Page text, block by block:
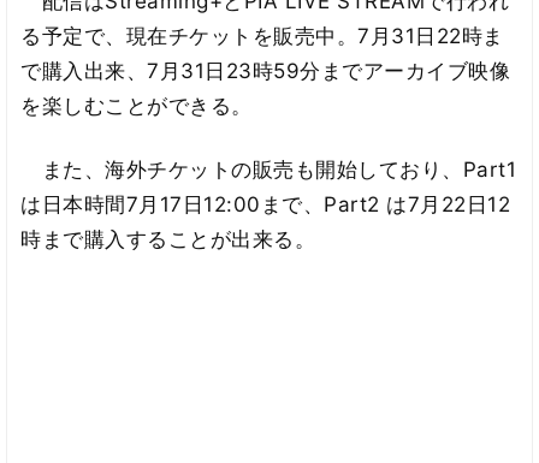
る予定で、現在チケットを販売中。7月31日22時ま
で購入出来、7月31日23時59分までアーカイブ映像
を楽しむことができる。
また、海外チケットの販売も開始しており、Part1
は日本時間7月17日12:00まで、Part2 は7月22日12
時まで購入することが出来る。